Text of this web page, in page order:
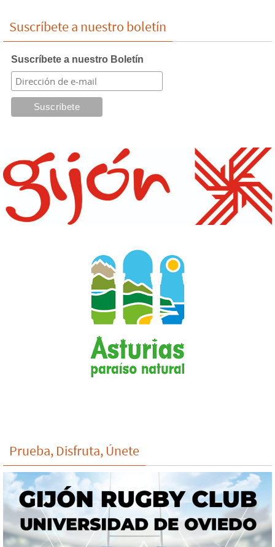
Suscríbete a nuestro boletín
Suscríbete a nuestro Boletín
Prueba, Disfruta, Únete